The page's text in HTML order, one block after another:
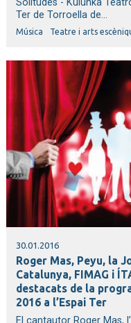
Solitudes - Kulunka
Ter de Torroella de...
Música Teatre i arts
30.01.2016
Roger Mas, Peyu, la
Catalunya, FIMAG i
destacats de la
2016 a l’Espai Ter